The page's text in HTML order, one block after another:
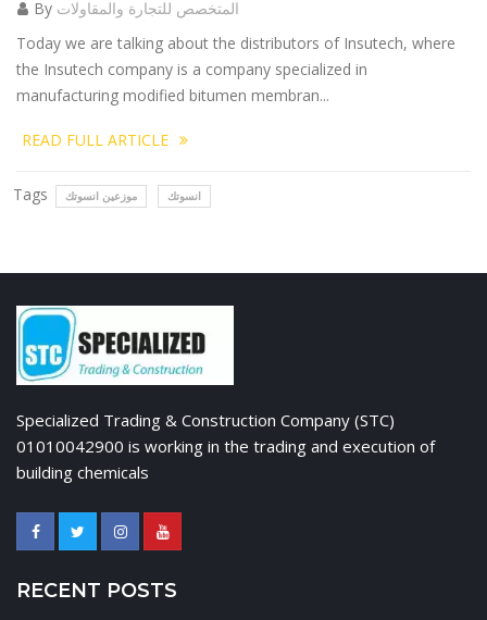
By المتخصص للتجارة والمقاولات
Today we are talking about the distributors of Insutech, where
the Insutech company is a company specialized in
manufacturing modified bitumen membran...
READ FULL ARTICLE
Tags موزعين انسوتك انسوتك
Specialized Trading & Construction Company (STC)
01010042900 is working in the trading and execution of
building chemicals
RECENT POSTS